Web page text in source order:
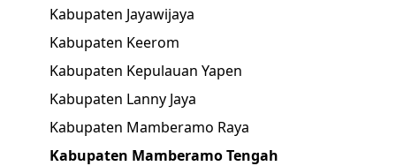
Kabupaten Jayawijaya
Kabupaten Keerom
Kabupaten Kepulauan Yapen
Kabupaten Lanny Jaya
Kabupaten Mamberamo Raya
Kabupaten Mamberamo Tengah